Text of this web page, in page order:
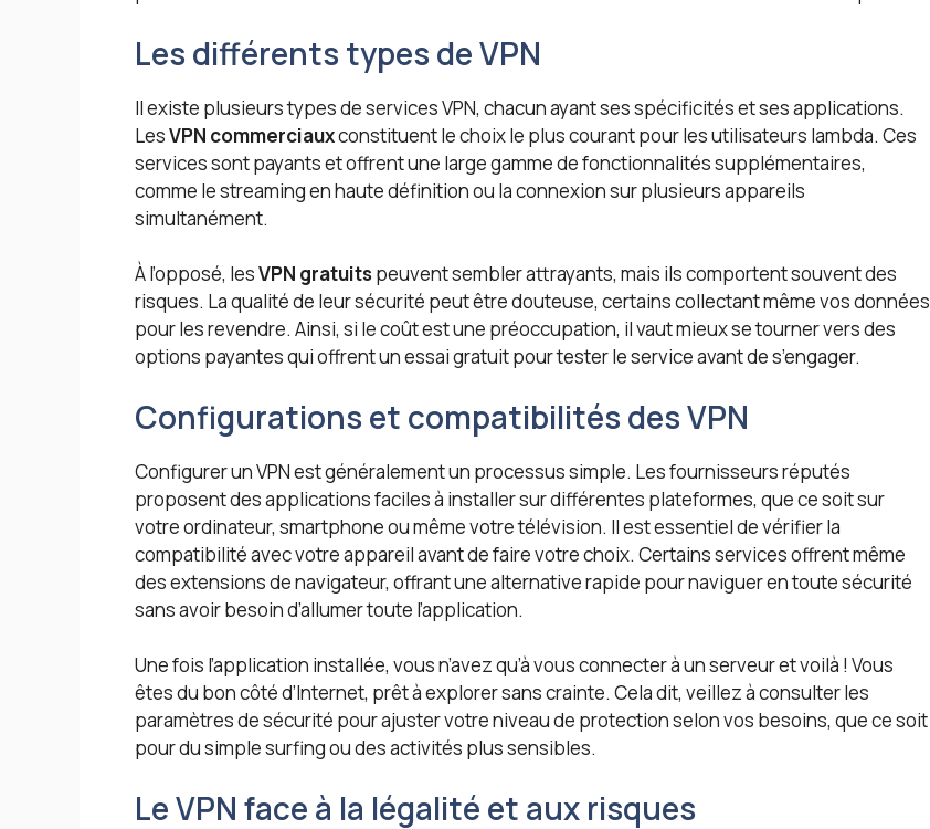
Les différents types de VPN
Il existe plusieurs types de services VPN, chacun ayant ses spécificités et ses applications.
LesVPN commerciauxconstituent le choix le plus courant pour les utilisateurs lambda. Ces
services sont payants et offrent une large gamme de fonctionnalités supplémentaires,
comme le streaming en haute définition ou la connexion sur plusieurs appareils
simultanément.
À l’opposé, lesVPN gratuits peuvent sembler attrayants, mais ils comportent souvent des
risques. La qualité de leur sécurité peut être douteuse, certains collectant même vos données
pour les revendre. Ainsi, si le coût est une préoccupation, il vaut mieux se tourner vers des
options payantes qui offrent un essai gratuit pour tester le service avant de s’engager.
Configurations et compatibilités des VPN
Configurer un VPN est généralement un processus simple. Les fournisseurs réputés
proposent des applications faciles à installer sur différentes plateformes, que ce soit sur
votre ordinateur, smartphone ou même votre télévision. Il est essentiel de vérifier la
compatibilité avec votre appareil avant de faire votre choix. Certains services offrent même
des extensions de navigateur, offrant une alternative rapide pour naviguer en toute sécurité
sans avoir besoin d’allumer toute l’application.
Une fois l’application installée, vous n’avez qu’à vous connecter à un serveur et voilà ! Vous
êtes du bon côté d’Internet, prêt à explorer sans crainte. Cela dit, veillez à consulter les
paramètres de sécurité pour ajuster votre niveau de protection selon vos besoins, que ce soit
pour du simple surfing ou des activités plus sensibles.
Le VPN face à la légalité et aux risques